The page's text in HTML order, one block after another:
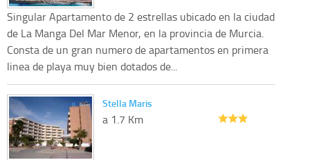
Singular Apartamento de 2 estrellas ubicado en la ciudad
de La Manga Del Mar Menor, en la provincia de Murcia.
Consta de un gran numero de apartamentos en primera
linea de playa muy bien dotados de...
Stella Maris
a 1.7 Km